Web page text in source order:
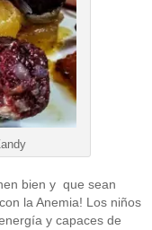
bien y que sean
la Anemia! Los niños
y capaces de